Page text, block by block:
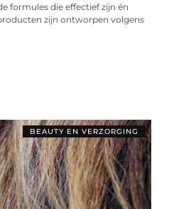
formules die effectief zijn én
zijn ontworpen volgens
BEAUTY EN VERZORGING